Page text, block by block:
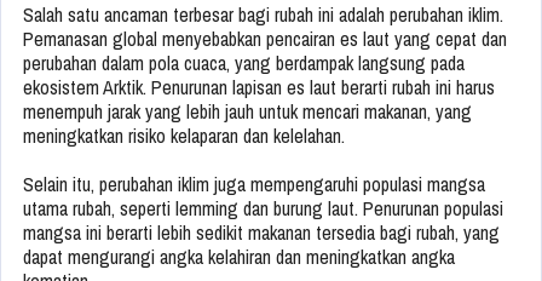
Salah satu ancaman terbesar bagi rubah ini adalah perubahan iklim.
Pemanasan global menyebabkan pencairan es laut yang cepat dan
perubahan dalam pola cuaca, yang berdampak langsung pada
ekosistem Arktik. Penurunan lapisan es laut berarti rubah ini harus
menempuh jarak yang lebih jauh untuk mencari makanan, yang
meningkatkan risiko kelaparan dan kelelahan.
Selain itu, perubahan iklim juga mempengaruhi populasi mangsa
utama rubah, seperti lemming dan burung laut. Penurunan populasi
mangsa ini berarti lebih sedikit makanan tersedia bagi rubah, yang
dapat mengurangi angka kelahiran dan meningkatkan angka